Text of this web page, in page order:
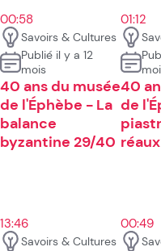
00:58
Savoirs & Cultures
Publié il y a 12
mois
40 ans du musée
de l'Éphèbe - La
balance
byzantine 29/40
01:12
40
de
13:46
Savoirs & Cultures
00:49